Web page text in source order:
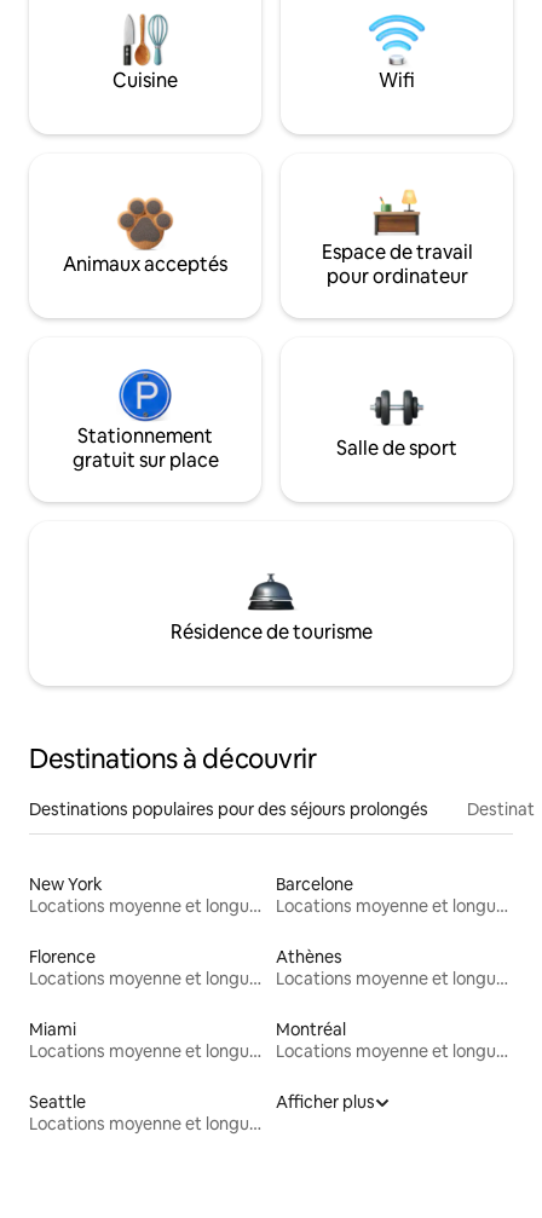
Cuisine Wifi
Animaux acceptés
Espace de travail
pour ordinateur
Stationnement
gratuit sur place
Salle de sport
Résidence de tourisme
Destinations à découvrir
Destinations populaires pour des séjours prolongés
New York
Locations moyenne et longue durée
Barcelone
Locations moyenne et longue durée
Florence
Locations moyenne et longue durée
Athènes
Locations moyenne et longue durée
Miami
Locations moyenne et longue durée
Montréal
Locations moyenne et longue durée
Seattle
Locations moyenne et longue durée
Afficher plus